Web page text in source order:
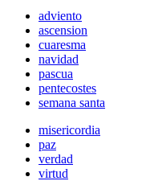
adviento
ascension
cuaresma
navidad
pascua
pentecostes
semana santa
misericordia
paz
verdad
virtud